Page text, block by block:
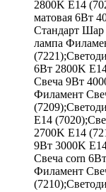
2800K E14
матовая 6Вт
Стандарт Шар
лампа
6Вт 2800K
Свеча 9Вт
Филамент
E14
2700K E14
9Вт 3000K
Свеча corn
Филамент